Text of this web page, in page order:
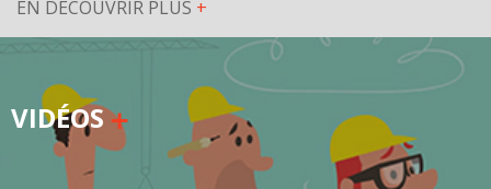
EN DÉCOUVRIR PLUS +
VIDÉOS